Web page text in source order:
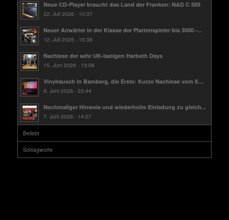
Neue CD-Player braucht das Land der Franken: NAD C 589
22. Juli 2026 - 10:37
Neuer Anwärter in der Klasse der Plattenspieler bis 3000.-...
12. Juli 2026 - 16:38
Nachlese der sehr UK-lastigen Harbeth Days
15. Juni 2026 - 13:06
Vinylrausch in Bamberg, die Erste: Kurze Nachlese vom 8....
9. Juni 2026 - 23:44
Nochmaliger Hinweis und wiederholte Einladung zu gleich...
7. Juni 2026 - 14:27
Beliebt
Schlagworte